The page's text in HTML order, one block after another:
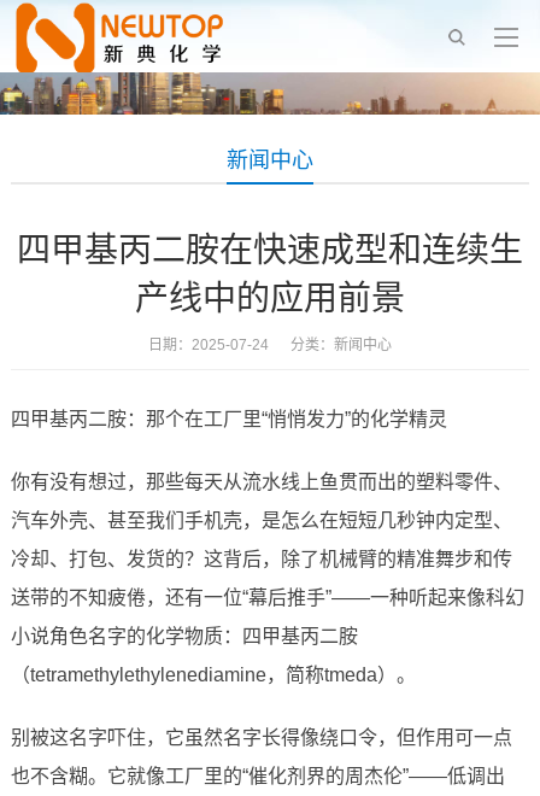
新闻中心
四甲基丙二胺在快速成型和连续生
产线中的应用前景
日期：2025-07-24 分类： 新闻中心
四甲基丙二胺：那个在工厂里“悄悄发力”的化学精灵
你有没有想过，那些每天从流水线上鱼贯而出的塑料零件、
汽车外壳、甚至我们手机壳，是怎么在短短几秒钟内定型、
冷却、打包、发货的？这背后，除了机械臂的精准舞步和传
送带的不知疲倦，还有一位“幕后推手”——一种听起来像科幻
小说角色名字的化学物质：四甲基丙二胺
（tetramethylethylenediamine，简称tmeda）。
别被这名字吓住，它虽然名字长得像绕口令，但作用可一点
也不含糊。它就像工厂里的“催化剂界的周杰伦”——低调出